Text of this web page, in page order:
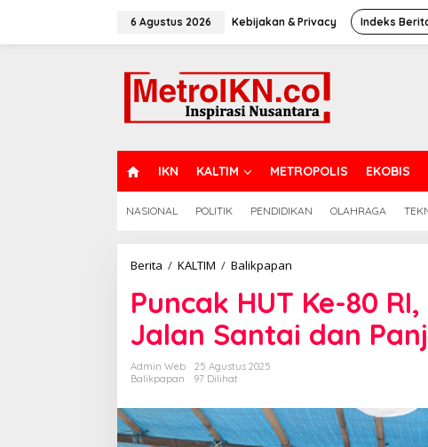
6 Agustus 2026 Kebijakan & Privacy Indeks
O
M
IKN KALTIM METROPOLIS EKOBIS
NASIONAL POLITIK PENDIDIKAN OLAHRAGA
Berita / KALTIM / Balikpapan
Ke-
RI,
RT
Jalan
Santai
Puncak HUT Ke-80
Jalan Santai dan
Admin Web
25 Agustus 2025
Balikpapan
97 Dilihat